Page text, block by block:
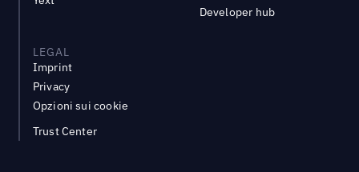
Developer hub
LEGAL
Imprint
Privacy
Opzioni sui cookie
Trust Center